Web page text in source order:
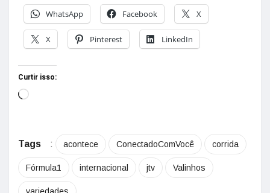
WhatsApp Facebook X
X Pinterest LinkedIn
Curtir isso:
Tags : acontece ConectadoComVocê corrida
Fórmula1 internacional jtv Valinhos